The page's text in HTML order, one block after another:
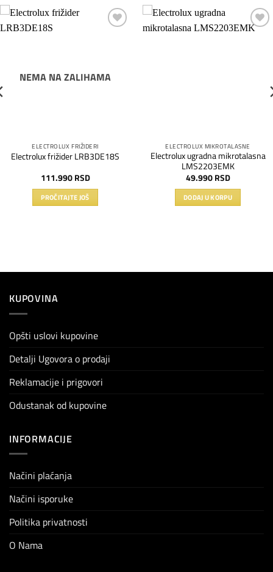
NEMA NA ZALIHAMA
ELECTROLUX FRIŽIDERI
Electrolux frižider LRB3DE18S
111.990 RSD
PROČITAJTE JOŠ
ELECTROLUX MIKROTALASNE
Electrolux ugradna mikrotalasna
LMS2203EMK
49.990 RSD
DODAJ U KORPU
KUPOVINA
Opšti uslovi kupovine
Detalji Ugovora o prodaji
Reklamacije i prigovori
Odustanak od kupovine
INFORMACIJE
Načini plaćanja
Načini isporuke
Politika privatnosti
O Nama